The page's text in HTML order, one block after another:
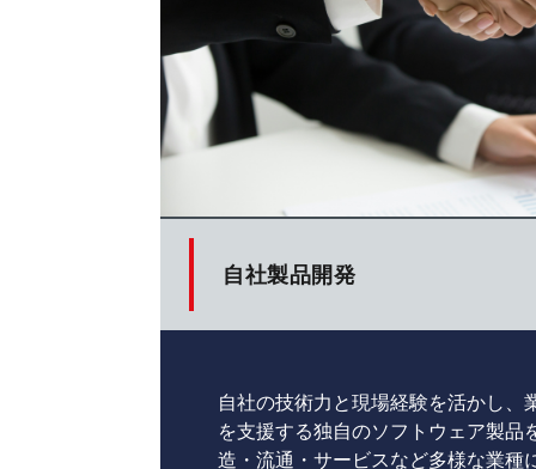
自社製品開発
自社の技術力と現場経験を活かし、
を支援する独自のソフトウェア製品
造・流通・サービスなど多様な業種